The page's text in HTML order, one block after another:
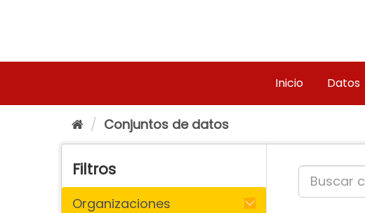
Inicio Datos
Conjuntos de datos
Filtros
Organizaciones